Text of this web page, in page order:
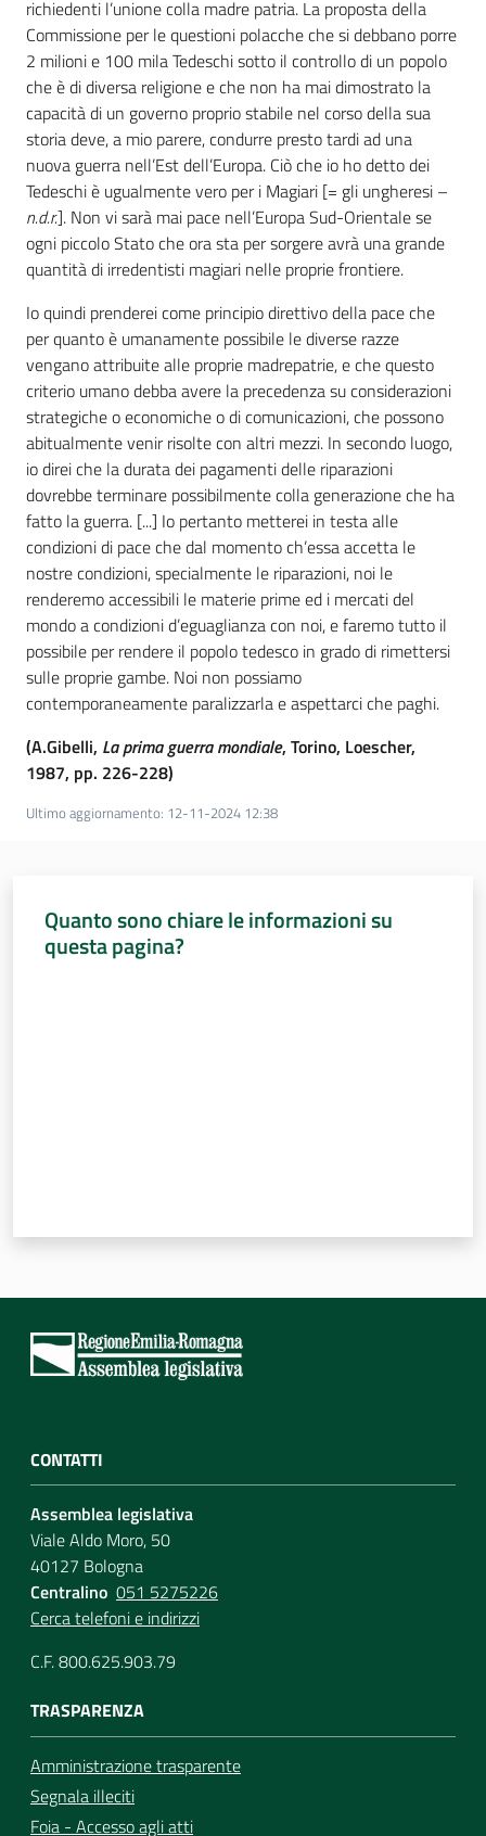
richiedenti l’unione colla madre patria. La proposta della
Commissione per le questioni polacche che si debbano porre
2 milioni e 100 mila Tedeschi sotto il controllo di un popolo
che è di diversa religione e che non ha mai dimostrato la
capacità di un governo proprio stabile nel corso della sua
storia deve, a mio parere, condurre presto tardi ad una
nuova guerra nell’Est dell’Europa. Ciò che io ho detto dei
Tedeschi è ugualmente vero per i Magiari [= gli ungheresi –
n.d.r.]. Non vi sarà mai pace nell’Europa Sud-Orientale se
ogni piccolo Stato che ora sta per sorgere avrà una grande
quantità di irredentisti magiari nelle proprie frontiere.
Io quindi prenderei come principio direttivo della pace che
per quanto è umanamente possibile le diverse razze
vengano attribuite alle proprie madrepatrie, e che questo
criterio umano debba avere la precedenza su considerazioni
strategiche o economiche o di comunicazioni, che possono
abitualmente venir risolte con altri mezzi. In secondo luogo,
io direi che la durata dei pagamenti delle riparazioni
dovrebbe terminare possibilmente colla generazione che ha
fatto la guerra. [...] Io pertanto metterei in testa alle
condizioni di pace che dal momento ch’essa accetta le
nostre condizioni, specialmente le riparazioni, noi le
renderemo accessibili le materie prime ed i mercati del
mondo a condizioni d’eguaglianza con noi, e faremo tutto il
possibile per rendere il popolo tedesco in grado di rimettersi
sulle proprie gambe. Noi non possiamo
contemporaneamente paralizzarla e aspettarci che paghi.
(A.Gibelli, La prima guerra mondiale, Torino, Loescher,
1987, pp. 226-228)
Ultimo aggiornamento: 12-11-2024 12:38
Quanto sono chiare le informazioni su
questa pagina?
CONTATTI
Assemblea legislativa
Viale Aldo Moro, 50
40127 Bologna
Centralino 051 5275226
Cerca telefoni e indirizzi
C.F. 800.625.903.79
TRASPARENZA
Amministrazione trasparente
Segnala illeciti
Foia - Accesso agli atti